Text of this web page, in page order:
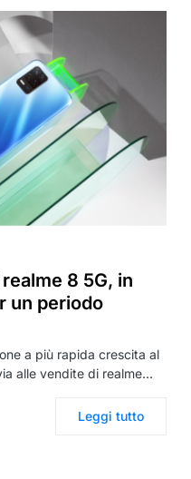
8 5G, in
un periodo
a più rapida crescita al
alle vendite di realme…
Leggi tutto